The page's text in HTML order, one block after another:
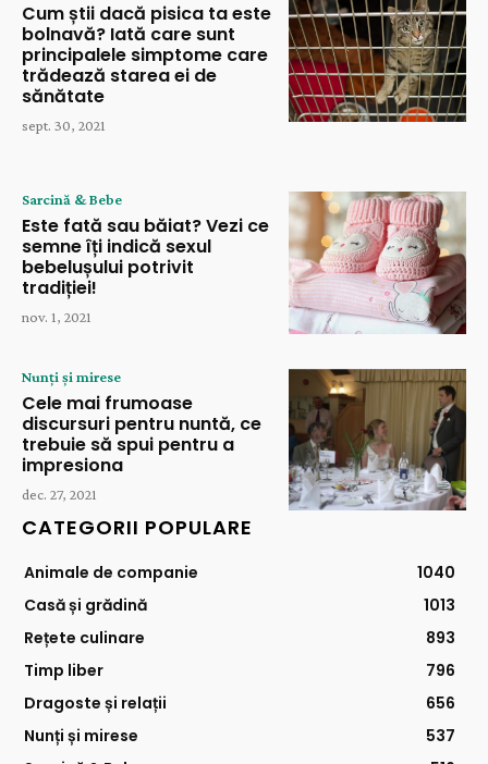
Cum știi dacă pisica ta este
bolnavă? Iată care sunt
principalele simptome care
trădează starea ei de
sănătate
sept. 30, 2021
Sarcină & Bebe
Este fată sau băiat? Vezi ce
semne îți indică sexul
bebelușului potrivit
tradiției!
nov. 1, 2021
Nunți și mirese
Cele mai frumoase
discursuri pentru nuntă, ce
trebuie să spui pentru a
impresiona
dec. 27, 2021
CATEGORII POPULARE
Animale de companie
1040
Casă și grădină
1013
Rețete culinare
893
Timp liber
796
Dragoste și relații
656
Nunți și mirese
537